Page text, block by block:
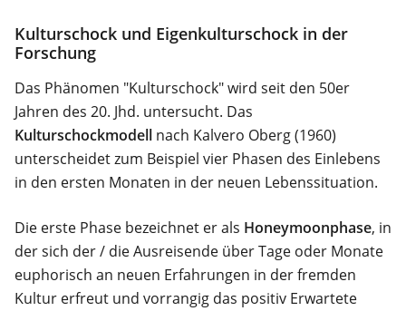
Kulturschock und Eigenkulturschock in der
Forschung
Das Phänomen "Kulturschock" wird seit den 50er
Jahren des 20. Jhd. untersucht. Das
Kulturschockmodell nach Kalvero Oberg (1960)
unterscheidet zum Beispiel vier Phasen des Einlebens
in den ersten Monaten in der neuen Lebenssituation.
Die erste Phase bezeichnet er als Honeymoonphase, in
der sich der / die Ausreisende über Tage oder Monate
euphorisch an neuen Erfahrungen in der fremden
Kultur erfreut und vorrangig das positiv Erwartete